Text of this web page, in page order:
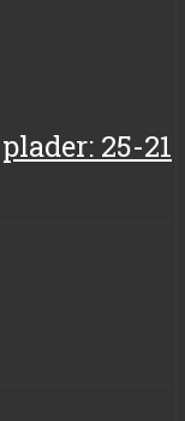
25-21